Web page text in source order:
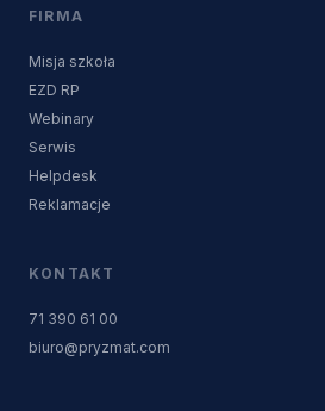
FIRMA
Misja szkoła
EZD RP
Webinary
Serwis
Helpdesk
Reklamacje
KONTAKT
71 390 61 00
biuro@pryzmat.com